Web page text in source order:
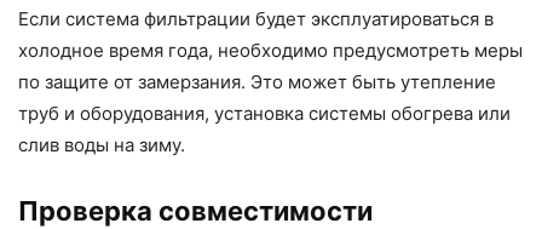
Если система фильтрации будет эксплуатироваться в
холодное время года, необходимо предусмотреть меры
по защите от замерзания. Это может быть утепление
труб и оборудования, установка системы обогрева или
слив воды на зиму.
Проверка совместимости